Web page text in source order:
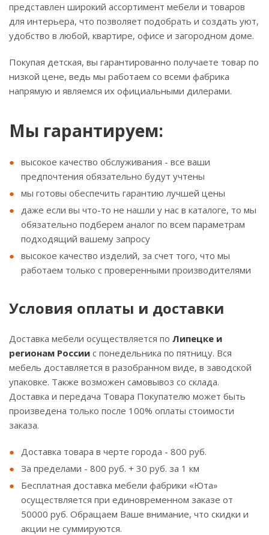
представлен широкий ассортимент мебели и товаров
для интерьера, что позволяет подобрать и создать уют,
удобство в любой, квартире, офисе и загородном доме.
Покупая детская, вы гарантированно получаете товар по
низкой цене, ведь мы работаем со всеми фабрика
напрямую и являемся их официальными дилерами.
Мы гарантируем:
высокое качество обслуживания - все ваши
предпочтения обязательно будут учтены
мы готовы обеспечить гарантию лучшей цены
даже если вы что-то не нашли у нас в каталоге, то мы
обязательно подберем аналог по всем параметрам
подходящий вашему запросу
высокое качество изделий, за счет того, что мы
работаем только с проверенными производителями
Условия оплаты и доставки
Доставка мебели осуществляется по Липецке и
регионам России с понедельника по пятницу. Вся
мебель доставляется в разобранном виде, в заводской
упаковке. Также возможен самовывоз со склада.
Доставка и передача Товара Покупателю может быть
произведена только после 100% оплаты стоимости
заказа.
Доставка товара в черте города - 800 руб.
За пределами - 800 руб. + 30 руб. за 1 км
Бесплатная доставка мебели фабрики «Юта»
осуществляется при единовременном заказе от
50000 руб. Обращаем Ваше внимание, что скидки и
акции не суммируются.